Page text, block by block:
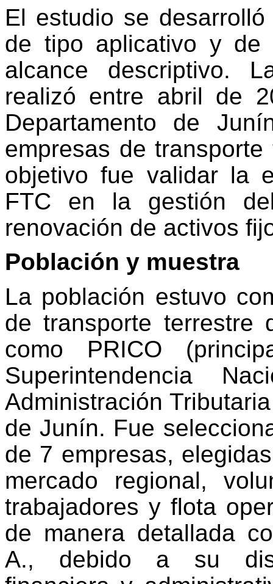
El estudio se
de tipo aplicativo y de
alcance descriptivo.
realizó entre abril de
Departamento de
empresas de
objetivo fue validar la
FTC en la gestión
renovación de activos
Población y muestra
La población estuvo
de transporte terrestre
como PRICO
Superintendencia
Administración
de Junín. Fue
de 7 empresas,
mercado regional,
trabajadores y flota
de manera detallada
A., debido a su